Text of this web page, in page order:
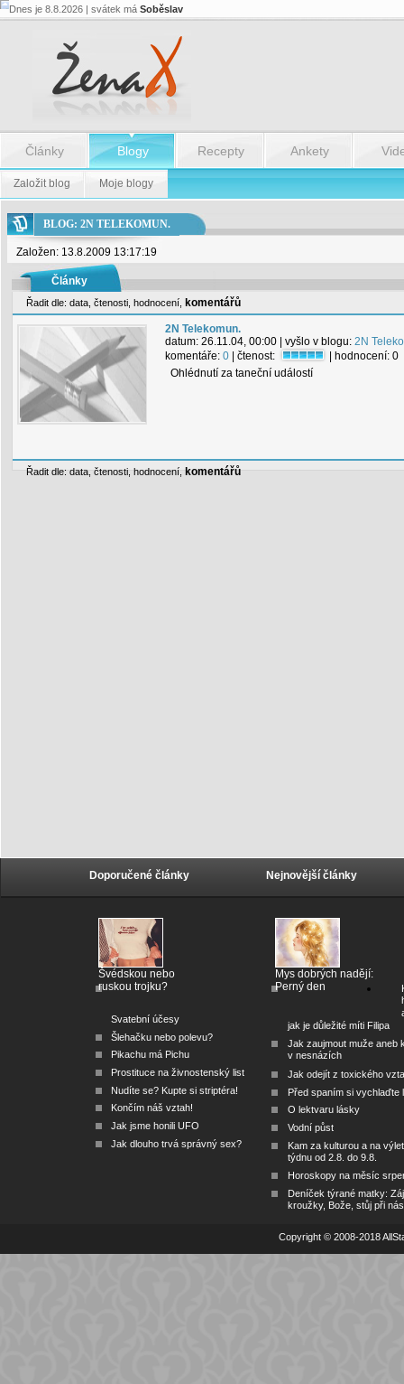
Dnes je 8.8.2026 | svátek má Soběslav
Články Blogy Recepty Ankety
Založit blog Moje blogy
BLOG: 2N TELEKOMUN.
Založen: 13.8.2009 13:17:19
Články
Řadit dle: data čtenosti hodnocení komentářů
2N Telekomun.
datum: 26.11.04, 00:00 | vyšlo v blogu: 2N
komentáře: 0 | čtenost: | hodnocení: 0
Ohlédnutí za taneční událostí
Řadit dle: data čtenosti hodnocení komentářů
Doporučené články
Švédskou nebo
ruskou trojku?
Svatební účesy
Šlehačku nebo polevu?
Pikachu má Pichu
Prostituce na živnostenský list
Nudíte se? Kupte si striptéra!
Končím náš vztah!
Jak jsme honili UFO
Jak dlouho trvá správný sex?
Nejnovější články
Mys dobrých nadějí:
Perný den
jak je důležité míti Filipa
Jak zaujmout muže aneb
v nesnázích
Jak odejít z toxického
Před spaním si vychlaďte
O lektvaru lásky
Vodní půst
Kam za kulturou a na
týdnu od 2.8. do 9.8.
Horoskopy na měsíc
Deníček týrané matky:
kroužky, Bože, stůj při nás
Copyright © 2008-2018